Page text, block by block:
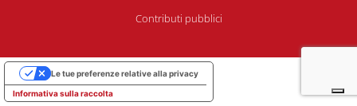
Contributi pubblici
Informativa sulla raccolta
Le tue preferenze relative alla privacy